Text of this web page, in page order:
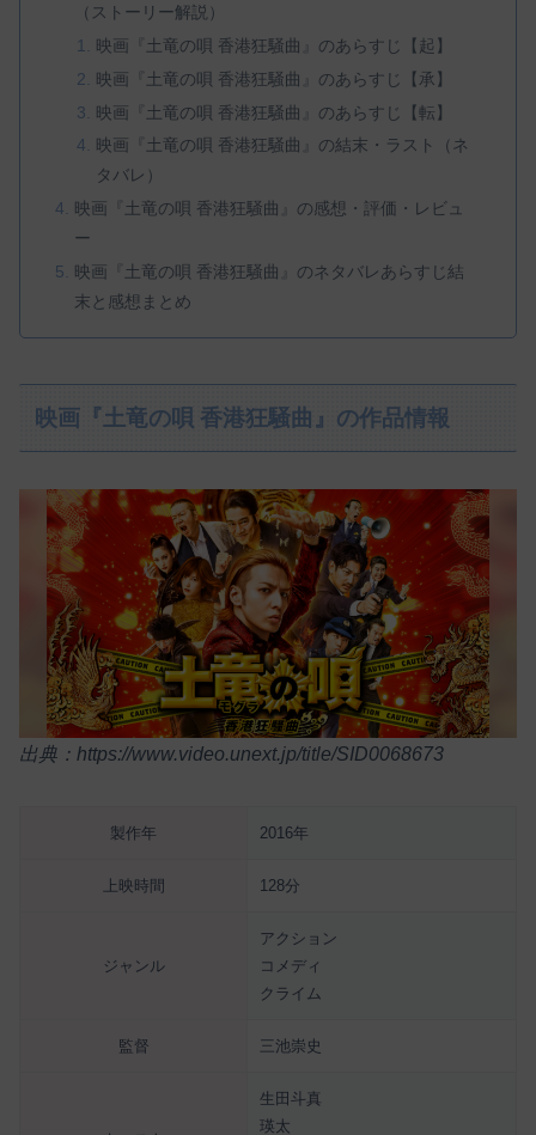
（ストーリー解説）
映画『土竜の唄 香港狂騒曲』のあらすじ【起】
映画『土竜の唄 香港狂騒曲』のあらすじ【承】
映画『土竜の唄 香港狂騒曲』のあらすじ【転】
映画『土竜の唄 香港狂騒曲』の結末・ラスト（ネ
タバレ）
映画『土竜の唄 香港狂騒曲』の感想・評価・レビュ
ー
映画『土竜の唄 香港狂騒曲』のネタバレあらすじ結
末と感想まとめ
映画『土竜の唄 香港狂騒曲』の作品情報
出典：https://www.video.unext.jp/title/SID0068673
製作年 2016年
上映時間 128分
ジャンル
アクション
コメディ
クライム
監督 三池崇史
生田斗真
瑛太